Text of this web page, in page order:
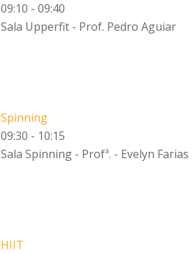
09:10 - 09:40
Sala Upperfit - Prof. Pedro Aguiar
Spinning
09:30 - 10:15
Sala Spinning - Profª. - Evelyn Farias
HIIT